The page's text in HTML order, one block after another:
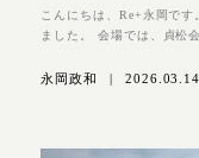
こんにちは、Re+永岡で
ました。 会場では、貞松
永岡政和 | 2026.03.14